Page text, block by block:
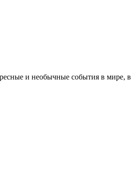
и необычные события в мире, в